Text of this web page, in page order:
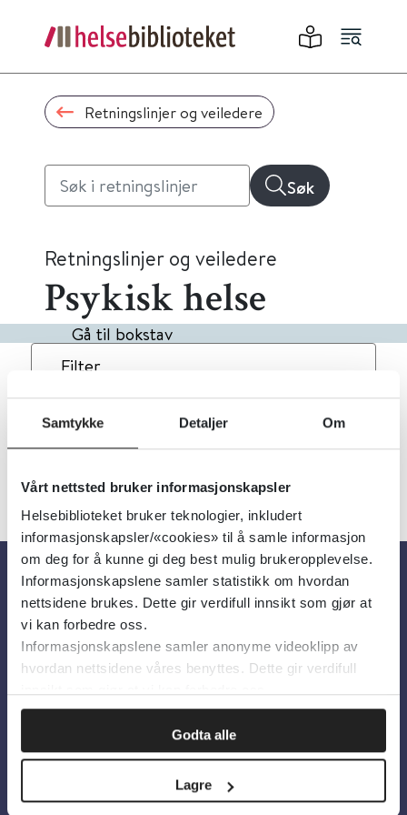
Samtykke Detaljer Om
Vårt nettsted bruker informasjonskapsler
Helsebiblioteket bruker teknologier, inkludert
informasjonskapsler/«cookies» til å samle informasjon
om deg for å kunne gi deg best mulig brukeropplevelse.
Informasjonskapslene samler statistikk om hvordan
nettsidene brukes. Dette gir verdifull innsikt som gjør at
vi kan forbedre oss.
Informasjonskapslene samler anonyme videoklipp av
hvordan nettsidene våres benyttes. Dette gir verdifull
Godta alle
Lagre
Retningslinjer og veiledere
Søk
Retningslinjer og veiledere
Psykisk helse
Gå til bokstav
Filter
4Treff Dato Alfabetisk
Om oss
Om Helsebiblioteket
Personvern og informasjonskapsler
Tilgjengelighetserklæring
Information in English
Bilder fra Colourbox.com